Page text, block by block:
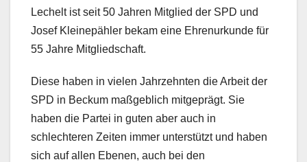
Lechelt ist seit 50 Jahren Mitglied der SPD und
Josef Kleinepähler bekam eine Ehrenurkunde für
55 Jahre Mitgliedschaft.
Diese haben in vielen Jahrzehnten die Arbeit der
SPD in Beckum maßgeblich mitgeprägt. Sie
haben die Partei in guten aber auch in
schlechteren Zeiten immer unterstützt und haben
sich auf allen Ebenen, auch bei den